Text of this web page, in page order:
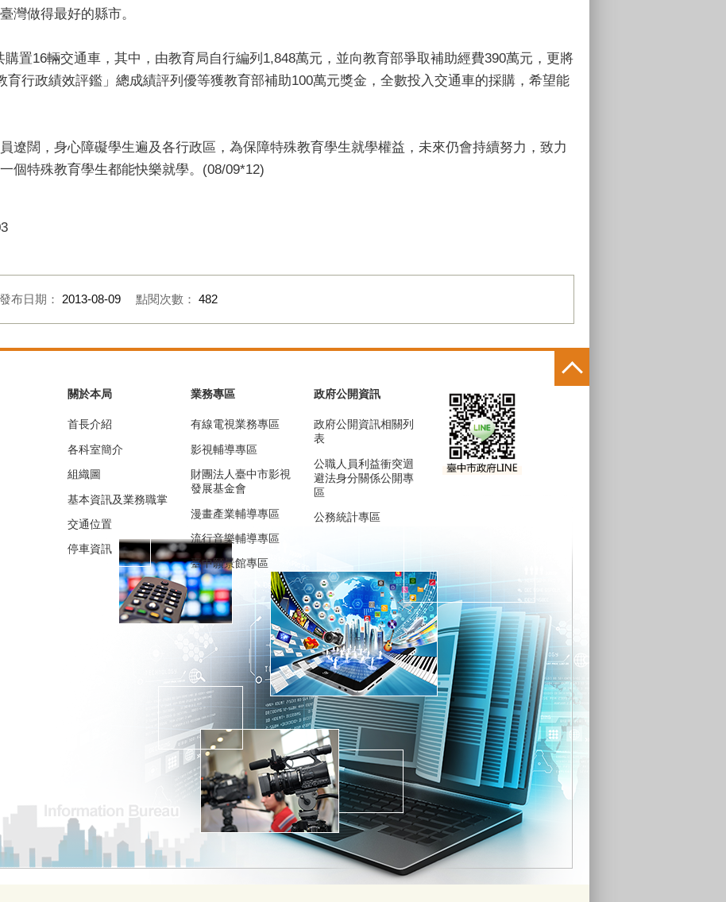
灣做得最好的縣市。
置16輛交通車，其中，由教育局自行編列1,848萬元，並向教育部爭取補助經費390萬元，更將
育行政績效評鑑」總成績評列優等獲教育部補助100萬元獎金，全數投入交通車的採購，希望能
遼闊，身心障礙學生遍及各行政區，為保障特殊教育學生就學權益，未來仍會持續努力，致力
個特殊教育學生都能快樂就學。(08/09*12)
發布日期： 2013-08-09 點閱次數： 482
關於本局
首長介紹
各科室簡介
組織圖
基本資訊及業務職掌
交通位置
停車資訊
業務專區
有線電視業務專區
影視輔導專區
財團法人臺中市影視
發展基金會
漫畫產業輔導專區
流行音樂輔導專區
臺中願景館專區
政府公開資訊
政府公開資訊相關列
表
公職人員利益衝突迴
避法身分關係公開專
區
公務統計專區